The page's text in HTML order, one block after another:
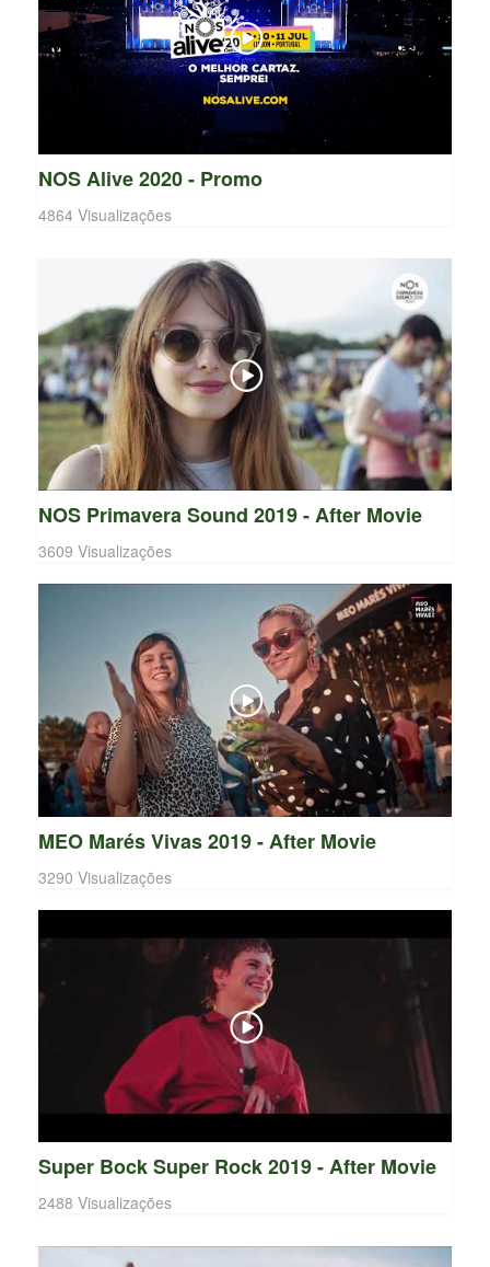
NOS Alive 2020 - Promo
4864 Visualizações
NOS Primavera Sound 2019 - After Movie
3609 Visualizações
MEO Marés Vivas 2019 - After Movie
3290 Visualizações
Super Bock Super Rock 2019 - After Movie
2488 Visualizações